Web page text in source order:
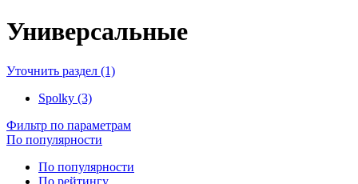
Универсальные
Уточнить раздел (1)
Spolky (3)
Фильтр по параметрам
По популярности
По популярности
По рейтингу